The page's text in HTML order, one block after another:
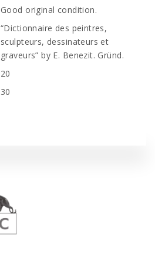
Good original condition.
“Dictionnaire des peintres,
sculpteurs, dessinateurs et
graveurs” by E. Benezit. Gründ.
20
30